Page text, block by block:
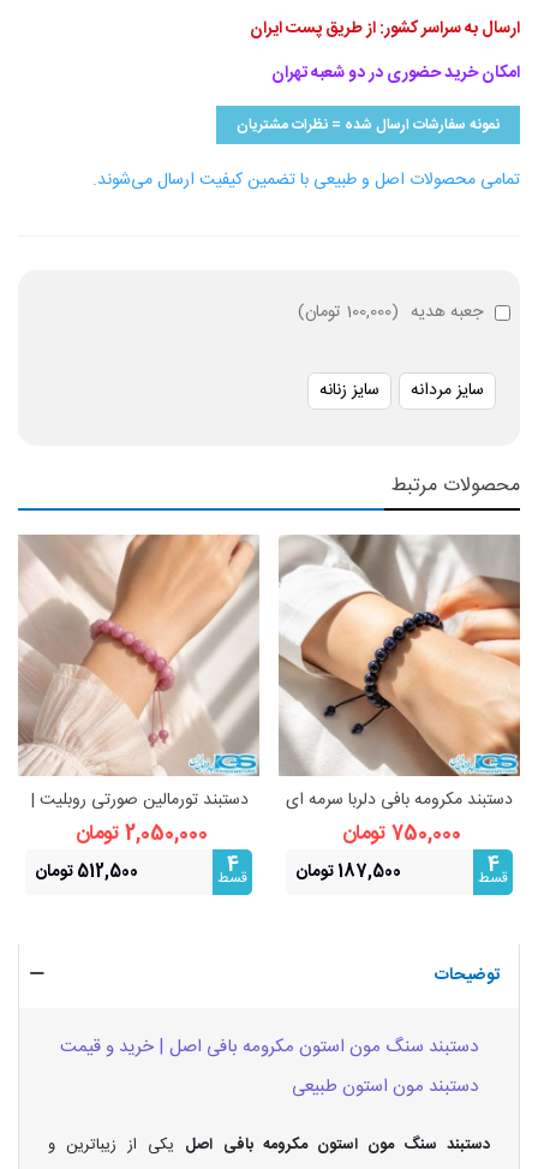
ارسال به سراسر کشور: از طریق پست ایران
امکان خرید حضوری در دو شعبه تهران
نمونه سفارشات ارسال شده = نظرات مشتریان
تمامی محصولات اصل و طبیعی با تضمین کیفیت ارسال می‌شوند.
جعبه هدیه (100,000 تومان )
سایز مردانه سایز زنانه
محصولات مرتبط
دستبند مکرومه بافی دلربا سرمه ای
اصل | درخشش ستارگان و انرژی
750,000 تومان
4
قسط 187,500 تومان
دستبند تورمالین صورتی روبلیت |
سنگ عشق
2,050,000 تومان
4
قسط 512,500 تومان
توضیحات
دستبند سنگ مون استون مکرومه بافی اصل | خرید و قیمت
دستبند مون استون طبیعی
دستبند سنگ مون استون مکرومه بافی اصل یکی از زیباترین و